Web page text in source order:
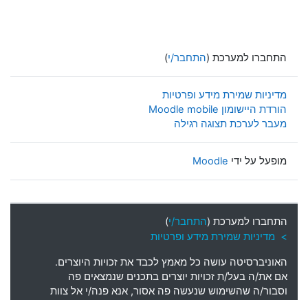
התחברו למערכת (התחבר/י)
מדיניות שמירת מידע ופרטיות
הורדת היישומון Moodle mobile
מעבר לערכת תצוגה רגילה
מופעל על ידי Moodle
התחברו למערכת (התחבר/י)
> מדיניות שמירת מידע ופרטיות
האוניברסיטה עושה כל מאמץ לכבד את זכויות היוצרים.
אם את/ה בעל/ת זכויות יוצרים בתכנים שנמצאים פה
וסבור/ה שהשימוש שנעשה פה אסור, אנא פנה/י אל צוות